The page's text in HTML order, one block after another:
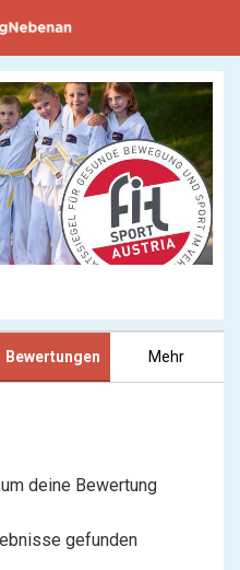
Bewertungen Mehr
deine Bewertung
gefunden